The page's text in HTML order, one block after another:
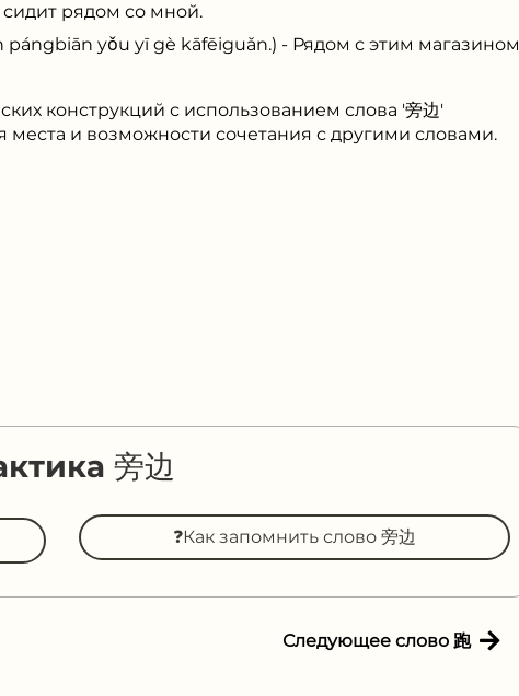
сидит рядом со мной.
pángbiān yǒu yī gè kāfēiguǎn.) - Рядом с этим магазином
конструкций с использованием слова '旁边'
и возможности сочетания с другими словами.
旁边
❓Как запомнить слово 旁边
Следующее слово 跑